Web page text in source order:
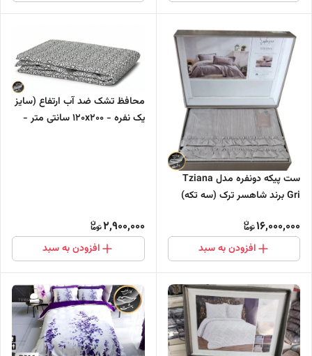
ست پیکه دونفره مدل Tziana
Gri برند شاهسر ترک (سه تکه)
16,000,000
افزودن به سبد
محافظ تشک ضد آب ارتفاع (سایز
یک نفره - ۱۲۰x۲۰۰ سانتی متر -
2,900,000
افزودن به سبد